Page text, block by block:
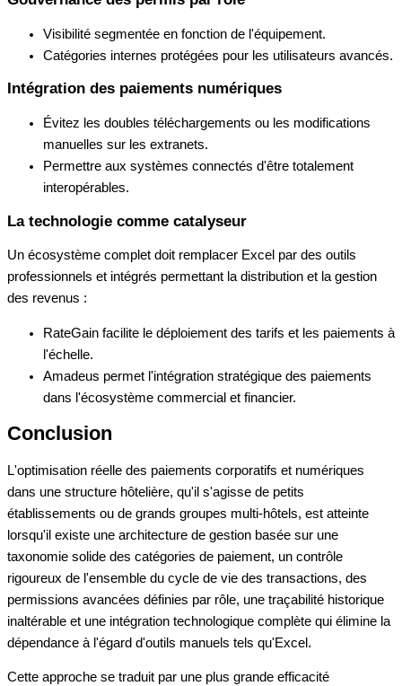
Visibilité segmentée en fonction de l'équipement.
Catégories internes protégées pour les utilisateurs avancés.
Intégration des paiements numériques
Évitez les doubles téléchargements ou les modifications
manuelles sur les extranets.
Permettre aux systèmes connectés d'être totalement
interopérables.
La technologie comme catalyseur
Un écosystème complet doit remplacer Excel par des outils
professionnels et intégrés permettant la distribution et la gestion
des revenus :
RateGain facilite le déploiement des tarifs et les paiements à
l'échelle.
Amadeus permet l'intégration stratégique des paiements
dans l'écosystème commercial et financier.
Conclusion
L'optimisation réelle des paiements corporatifs et numériques
dans une structure hôtelière, qu'il s'agisse de petits
établissements ou de grands groupes multi-hôtels, est atteinte
lorsqu'il existe une architecture de gestion basée sur une
taxonomie solide des catégories de paiement, un contrôle
rigoureux de l'ensemble du cycle de vie des transactions, des
permissions avancées définies par rôle, une traçabilité historique
inaltérable et une intégration technologique complète qui élimine la
dépendance à l'égard d'outils manuels tels qu'Excel.
Cette approche se traduit par une plus grande efficacité